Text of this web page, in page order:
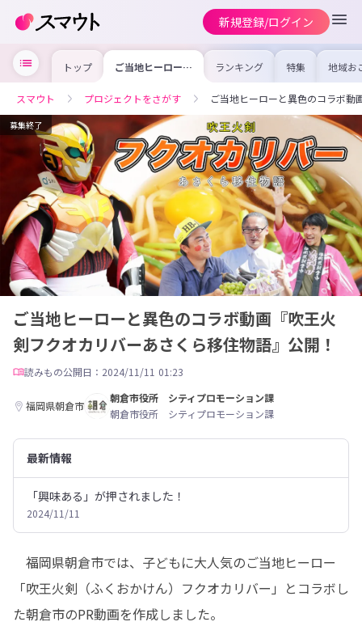
新規登録/ログイン
トップ ご当地ヒーローと
異色のコラボ動画
カリバーあさくら
移住物語』公開！
ランキング 特集 地域お
の求
を集め
事内容
を比較
合った
けよう
スマウト プロジェクトをさがす ご当地ヒーローと異色のコラボ
募集終了
ご当地ヒーローと異色のコラボ動画『吹王火
剣フクオカリバーあさくら移住物語』公開！
読みもの公開日：2024/11/11 01:23
福岡県朝倉市
朝倉市役所 シティプロモーション課
朝倉市役所 シティプロモーション課
最新情報
「興味ある」が押されました！
2024/11/11
福岡県朝倉市では、子どもに大人気のご当地ヒーロー
「吹王火剣（ふくおかけん）フクオカリバー」とコラボし
た朝倉市のPR動画を作成しました。